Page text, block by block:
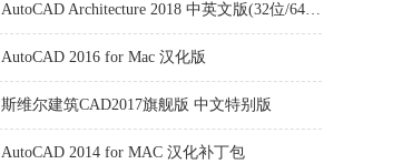
AutoCAD Architecture 2018 中英文版(32位/64位)
AutoCAD 2016 for Mac 汉化版
斯维尔建筑CAD2017旗舰版 中文特别版
AutoCAD 2014 for MAC 汉化补丁包